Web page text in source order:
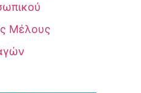
Μέλους